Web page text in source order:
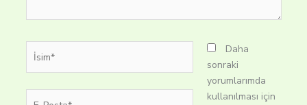
İsim*
Daha
sonraki
yorumlarımda
kullanılması için